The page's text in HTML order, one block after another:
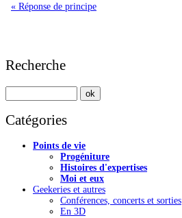
« Réponse de principe
Recherche
Catégories
Points de vie
Progéniture
Histoires d'expertises
Moi et eux
Geekeries et autres
Conférences, concerts et sorties
En 3D